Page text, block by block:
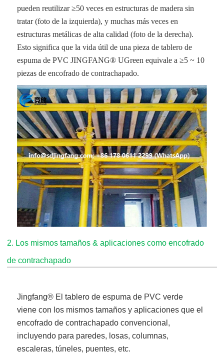
pueden reutilizar ≥50 veces en estructuras de madera sin
tratar (foto de la izquierda), y muchas más veces en
estructuras metálicas de alta calidad (foto de la derecha).
Esto significa que la vida útil de una pieza de tablero de
espuma de PVC JINGFANG® UGreen equivale a ≥5 ~ 10
piezas de encofrado de contrachapado.
2. Los mismos tamaños & aplicaciones como encofrado
de contrachapado
Jingfang® El tablero de espuma de PVC verde
vienecon los mismos tamaños y aplicaciones que el
encofrado de contrachapado convencional,
incluyendo para paredes, losas, columnas,
escaleras, túneles, puentes, etc.